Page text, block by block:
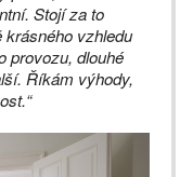
Stojí za to
vzhledu
provozu, dlouhé
Říkám výhody,